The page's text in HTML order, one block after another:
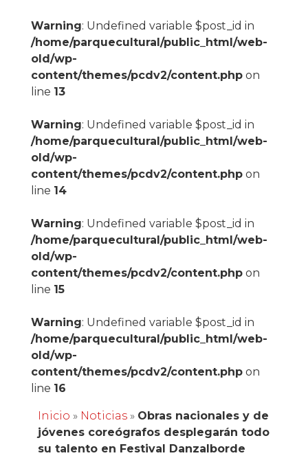
Warning: Undefined variable $post_id in
/home/parquecultural/public_html/web-
old/wp-
content/themes/pcdv2/content.phpon
line 13
Warning: Undefined variable $post_id in
/home/parquecultural/public_html/web-
old/wp-
content/themes/pcdv2/content.phpon
line 14
Warning: Undefined variable $post_id in
/home/parquecultural/public_html/web-
old/wp-
content/themes/pcdv2/content.phpon
line 15
Warning: Undefined variable $post_id in
/home/parquecultural/public_html/web-
old/wp-
content/themes/pcdv2/content.phpon
line 16
Inicio » Noticias» Obras nacionales y de
jóvenes coreógrafos desplegarán todo
su talento en Festival Danzalborde